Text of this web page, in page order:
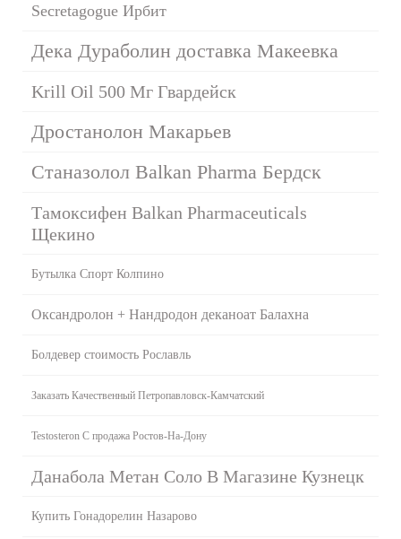
Secretagogue Ирбит
Дека Дураболин доставка Макеевка
Krill Oil 500 Мг Гвардейск
Дростанолон Макарьев
Станазолол Balkan Pharma Бердск
Тамоксифен Balkan Pharmaceuticals
Щекино
Бутылка Спорт Колпино
Оксандролон + Нандродон деканоат Балахна
Болдевер стоимость Рославль
Заказать Качественный Петропавловск-Камчатский
Testosteron C продажа Ростов-На-Дону
Данабола Метан Соло В Магазине Кузнецк
Купить Гонадорелин Назарово